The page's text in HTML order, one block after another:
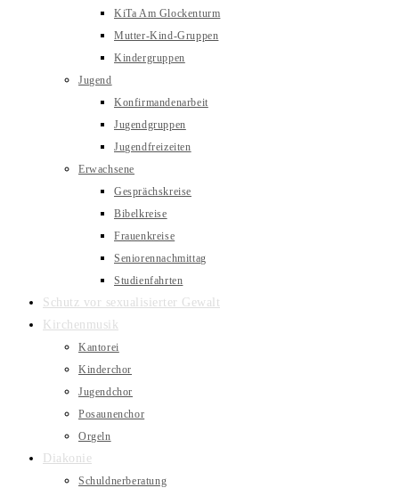
KiTa Am Glockenturm
Mutter-Kind-Gruppen
Kindergruppen
Jugend
Konfirmandenarbeit
Jugendgruppen
Jugendfreizeiten
Erwachsene
Gesprächskreise
Bibelkreise
Frauenkreise
Seniorennachmittag
Studienfahrten
Schutz vor sexualisierter Gewalt
Kirchenmusik
Kantorei
Kinderchor
Jugendchor
Posaunenchor
Orgeln
Diakonie
Schuldnerberatung